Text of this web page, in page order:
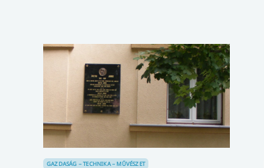
GAZDASÁG – TECHNIKA – MŰVÉSZET